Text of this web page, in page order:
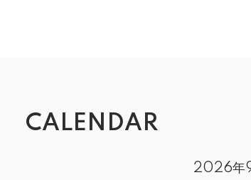
CALENDAR
2026年